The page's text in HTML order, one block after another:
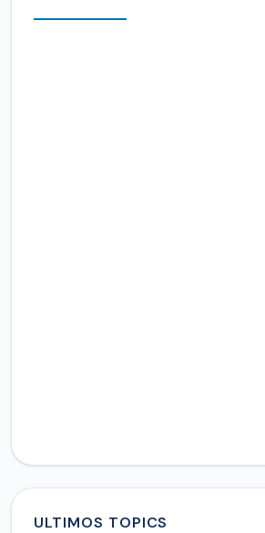
ULTIMOS TOPICS